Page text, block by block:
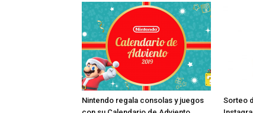
Nintendo regala consolas y juegos
Sorteo